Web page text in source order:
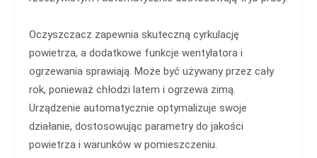
Oczyszczacz zapewnia skuteczną cyrkulację
powietrza, a dodatkowe funkcje wentylatora i
ogrzewania sprawiają. Może być używany przez cały
rok, ponieważ chłodzi latem i ogrzewa zimą.
Urządzenie automatycznie optymalizuje swoje
działanie, dostosowując parametry do jakości
powietrza i warunków w pomieszczeniu.